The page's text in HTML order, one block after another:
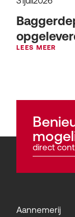
LEES MEER
direct
Aannemerij